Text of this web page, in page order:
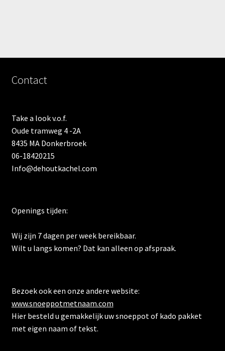
Contact
Take a look v.o.f.
Oude tramweg 4 -2A
8435 MA Donkerbroek
06-18420215
Info@dehoutkachel.com
Openings tijden:
Wij zijn 7 dagen per week bereikbaar.
Wilt u langs komen? Dat kan alleen op afspraak.
Bezoek ook een onze andere website:
www.snoeppotmetnaam.com
Hier besteld u gemakkelijk uw snoeppot of kado pakket
met eigen naam of tekst.